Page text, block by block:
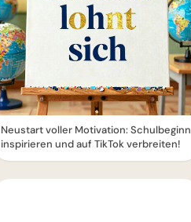
Neustart voller Motivation: Schulbeginn
inspirieren und auf TikTok verbreiten!